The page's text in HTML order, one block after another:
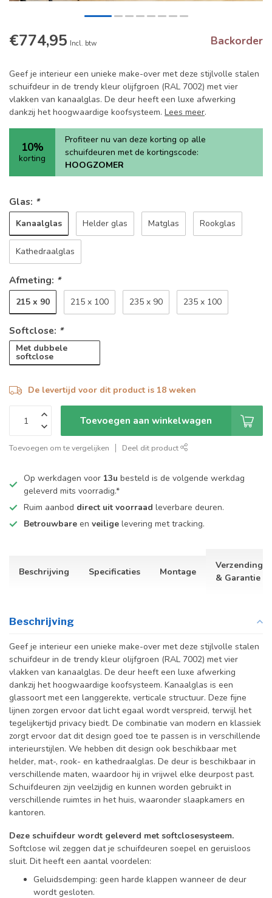
€774,95 Incl. btw Backorder
Geef je interieur een unieke make-over met deze stijlvolle stalen
schuifdeur in de trendy kleur olijfgroen (RAL 7002) met vier
vlakken van kanaalglas. De deur heeft een luxe afwerking
dankzij het hoogwaardige koofsysteem. Lees meer.
10%
korting
Profiteer nu van deze korting op alle
schuifdeuren met de kortingscode:
HOOGZOMER
Glas: *
Kanaalglas Helder glas Matglas Rookglas
Kathedraalglas
Afmeting: *
215 x 90 215 x 100 235 x 90 235 x 100
Softclose: *
Met dubbele
softclose
De levertijd voor dit product is 18 weken
Toevoegen aan winkelwagen
Toevoegen om te vergelijken Deel dit product
Op werkdagen voor 13u besteld is de volgende werkdag
geleverd mits voorradig.*
Ruim aanbod direct uit voorraad leverbare deuren.
Betrouwbare en veilige levering met tracking.
Beschrijving Specificaties Montage
Verzending
& Garantie
Beschrijving
Geef je interieur een unieke make-over met deze stijlvolle stalen
schuifdeur in de trendy kleur olijfgroen (RAL 7002) met vier
vlakken van kanaalglas. De deur heeft een luxe afwerking
dankzij het hoogwaardige koofsysteem. Kanaalglas is een
glassoort met een langgerekte, verticale structuur. Deze fijne
lijnen zorgen ervoor dat licht egaal wordt verspreid, terwijl het
tegelijkertijd privacy biedt. De combinatie van modern en klassiek
zorgt ervoor dat dit design goed toe te passen is in verschillende
interieurstijlen. We hebben dit design ook beschikbaar met
helder, mat-, rook- en kathedraalglas. De deur is beschikbaar in
verschillende maten, waardoor hij in vrijwel elke deurpost past.
Schuifdeuren zijn veelzijdig en kunnen worden gebruikt in
verschillende ruimtes in het huis, waaronder slaapkamers en
kantoren.
Deze schuifdeur wordt geleverd met softclosesysteem.
Softclose wil zeggen dat je schuifdeuren soepel en geruisloos
sluit. Dit heeft een aantal voordelen:
Geluidsdemping: geen harde klappen wanneer de deur
wordt gesloten.